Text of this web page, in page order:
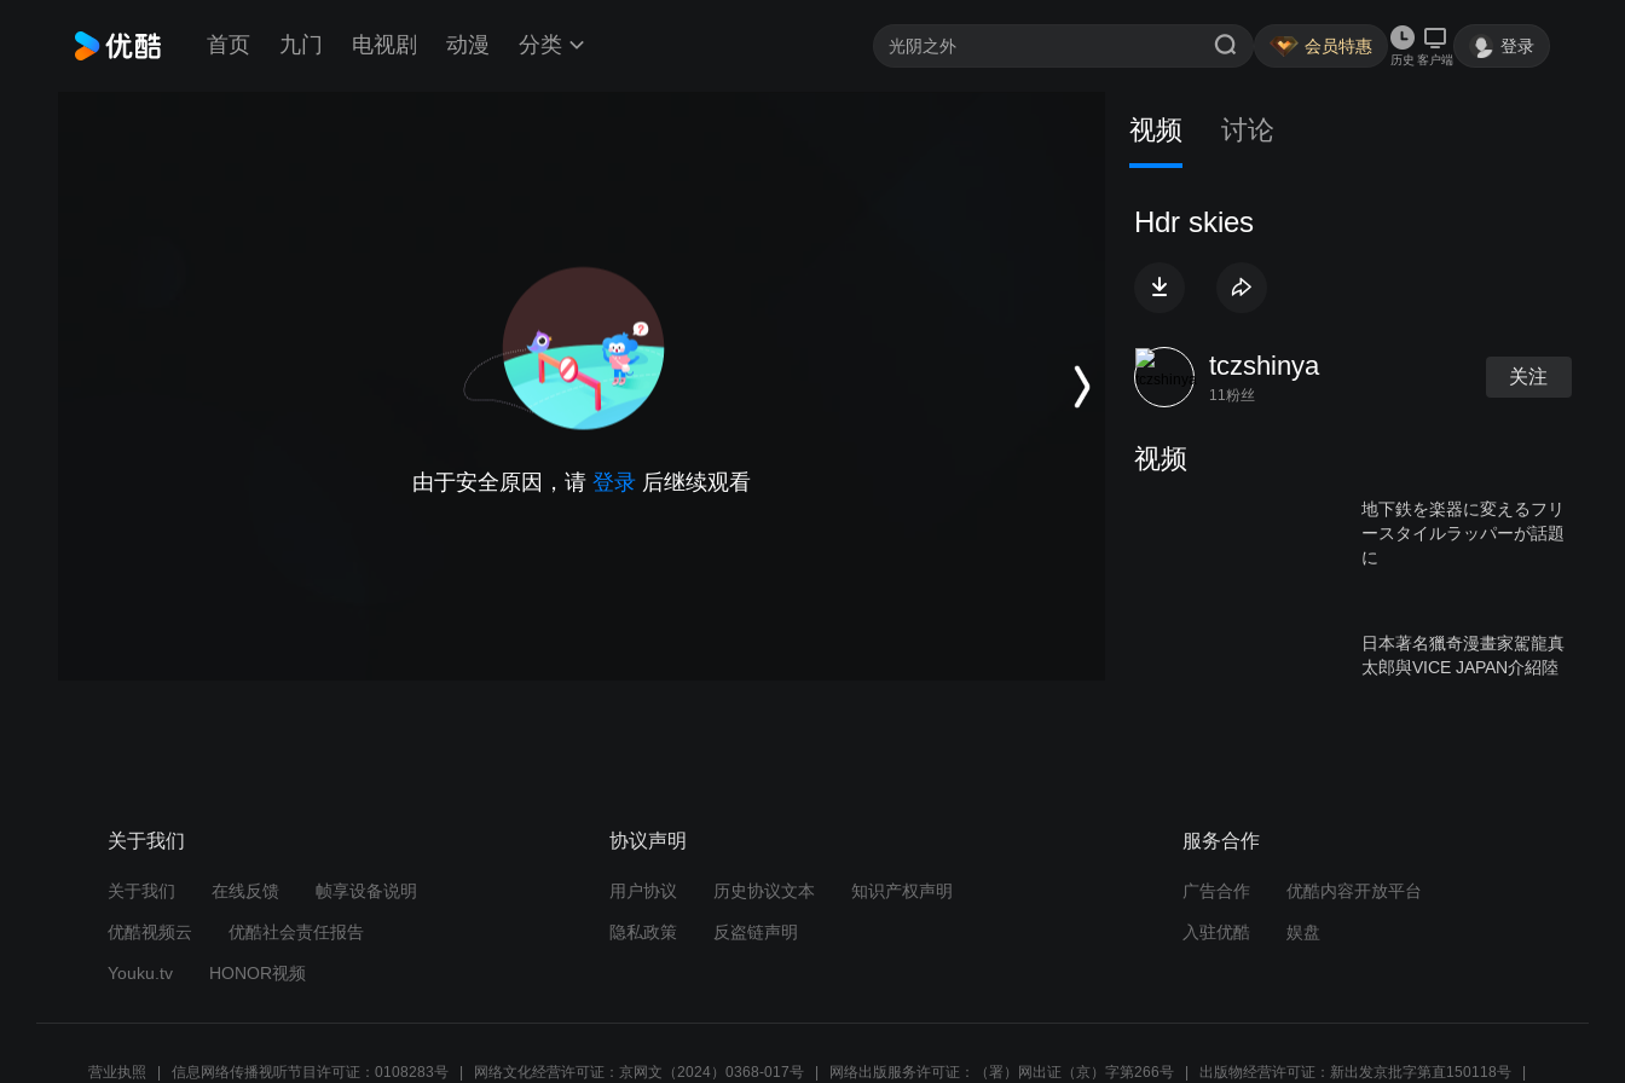
首页 九门 电视剧 动漫 分类 会员特惠
历史 客户端
登录
由于安全原因，请 登录 后继续观看
视频 讨论
Hdr skies
tczshinya
11粉丝
关注
视频
地下鉄を楽器に変えるフリ
ースタイルラッパーが話題
に
日本著名獵奇漫畫家駕龍真
太郎與VICE JAPAN介紹陸
大氣圈突入
关于我们
关于我们 在线反馈 帧享设备说明
优酷视频云 优酷社会责任报告
Youku.tv HONOR视频
协议声明
用户协议 历史协议文本 知识产权声明
隐私政策 反盗链声明
服务合作
广告合作 优酷内容开放平台
入驻优酷 娱盘
营业执照 信息网络传播视听节目许可证：0108283号 网络文化经营许可证：京网文（2024）0368-017号 网络出版服务许可证：（署）网出证（京）字第266号 出版物经营许可证：新出发京批字第直150118号